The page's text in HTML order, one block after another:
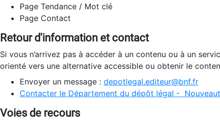
Page Tendance / Mot clé
Page Contact
Retour d'information et contact
Si vous n’arrivez pas à accéder à un contenu ou à un
orienté vers une alternative accessible ou obtenir le
Envoyer un message : depotlegal.editeur@bnf.fr
Contacter le Département du dépôt légal -
Voies de recours